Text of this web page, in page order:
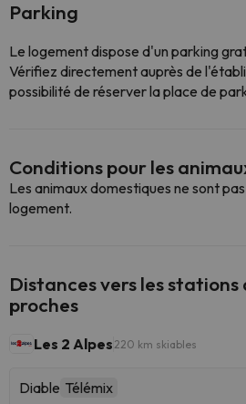
Parking
Le logement dispose d'un parking
Vérifiez directement auprès de
possibilité de réserver la place de
Conditions pour les
Les animaux domestiques ne sont
logement.
Distances vers les stations
proches
Les 2 Alpes 220 km skiables
Diable Télémix